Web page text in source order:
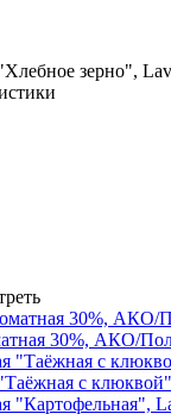
зерно",
30%, АКО/
с